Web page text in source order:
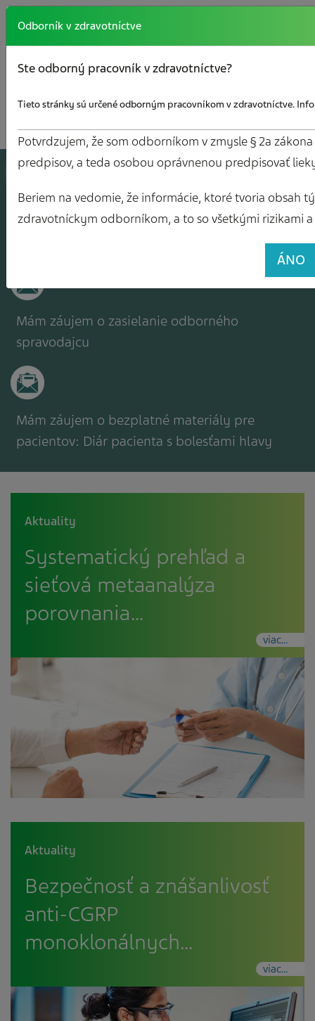
AJOVY
Mám záujem o zasielanie odborného
spravodajcu
Mám záujem o bezplatné materiály pre
pacientov: Diár pacienta s bolesťami hlavy
Aktuality
Systematický prehľad a
sieťová metaanalýza
porovnania…
viac...
Aktuality
Bezpečnosť a znášanlivosť
anti-CGRP
monoklonálnych…
viac...
Odborník v zdravotníctve
Ste odborný pracovník v zdravotníctve?
Tieto stránky sú určené odborným pracovníkom v zdravotníctve.
Potvrdzujem, že som odborníkom v zmysle § 2a
predpisov, a teda osobou oprávnenou predpisovať
Beriem na vedomie, že informácie, ktoré tvoria obsah
zdravotníckym odborníkom, a to so všetkými rizikami
ÁNO